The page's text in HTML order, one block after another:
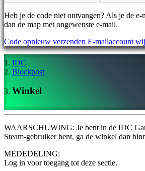
PL
PT
RO
SR
SV
TH
TR
VI
ZH
game
De
game
Heb je de code niet ontvangen? Als je de
dan de map met ongewenste e-mail.
Code opnieuw verzenden E-mailaccount
IDC
Blockpost
Winkel
WAARSCHUWING: Je bent in de IDC
Steam-gebruiker bent, ga de winkel dan
MEDEDELING:
Log in voor toegang tot deze sectie.